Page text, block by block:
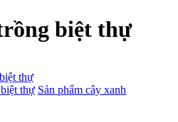
biệt thự
thự
thự Sản phẩm cây xanh